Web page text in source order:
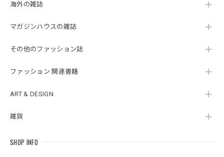
海外の雑誌
マガジンハウスの雑誌
その他のファッション誌
ファッション 関連書籍
ART & DESIGN
雑貨
SHOP INFO